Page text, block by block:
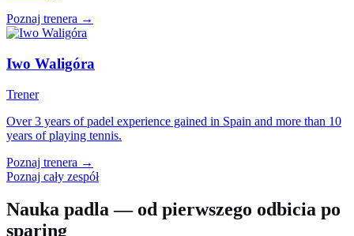
Poznaj trenera →
Iwo Waligóra
Trener
Over 3 years of padel experience gained in Spain and more than 10
years of playing tennis.
Poznaj trenera →
Poznaj cały zespół
Nauka padla — od pierwszego odbicia po
sparing